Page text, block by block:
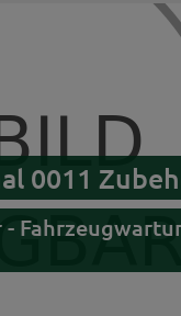
0011